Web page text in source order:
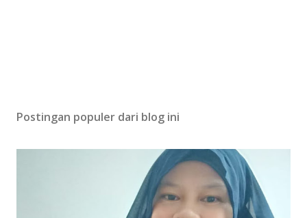
Postingan populer dari blog ini